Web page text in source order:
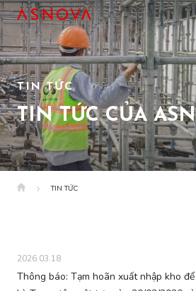
TIN TỨC
TIN TỨC CỦA
TIN TỨC
2026.03.18
Thông báo: Tạm hoãn xuất nhập kho